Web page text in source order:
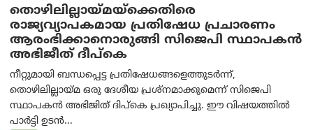
തൊഴിലില്ലായ്മയ്ക്കെതിരെ
രാജ്യവ്യാപകമായ പ്രതിഷേധ പ്രചാരണം
ആരംഭിക്കാനൊരുങ്ങി സിജെപി സ്ഥാപകന്‍
അഭിജീത് ദീപ്കെ
നീറ്റുമായി ബന്ധപ്പെട്ട പ്രതിഷേധങ്ങളെത്തുടർന്ന്,
തൊഴിലില്ലായ്മ ഒരു ദേശീയ പ്രശ്നമാക്കുമെന്ന് സിജെപി
സ്ഥാപകൻ അഭിജിത് ദിപ്കെ പ്രഖ്യാപിച്ചു. ഈ വിഷയത്തിൽ
പാർട്ടി ഉടൻ...